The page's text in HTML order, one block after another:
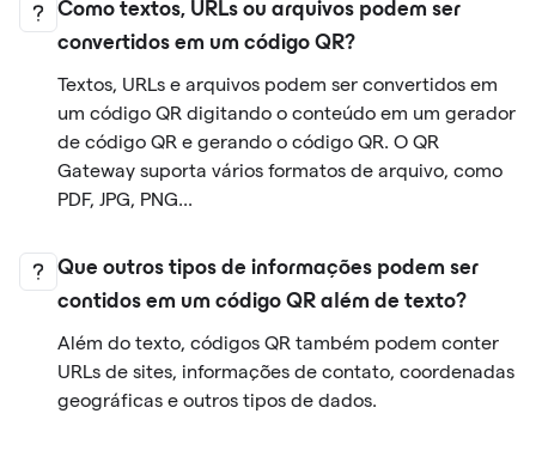
Como textos, URLs ou arquivos podem ser
convertidos em um código QR?
Textos, URLs e arquivos podem ser convertidos em
um código QR digitando o conteúdo em um gerador
de código QR e gerando o código QR. O QR
Gateway suporta vários formatos de arquivo, como
PDF, JPG, PNG...
Que outros tipos de informações podem ser
contidos em um código QR além de texto?
Além do texto, códigos QR também podem conter
URLs de sites, informações de contato, coordenadas
geográficas e outros tipos de dados.